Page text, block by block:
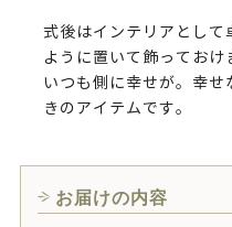
式後はインテリアとして
ように置いて飾ってお
いつも側に幸せが。幸
きのアイテムです。
お届けの内容